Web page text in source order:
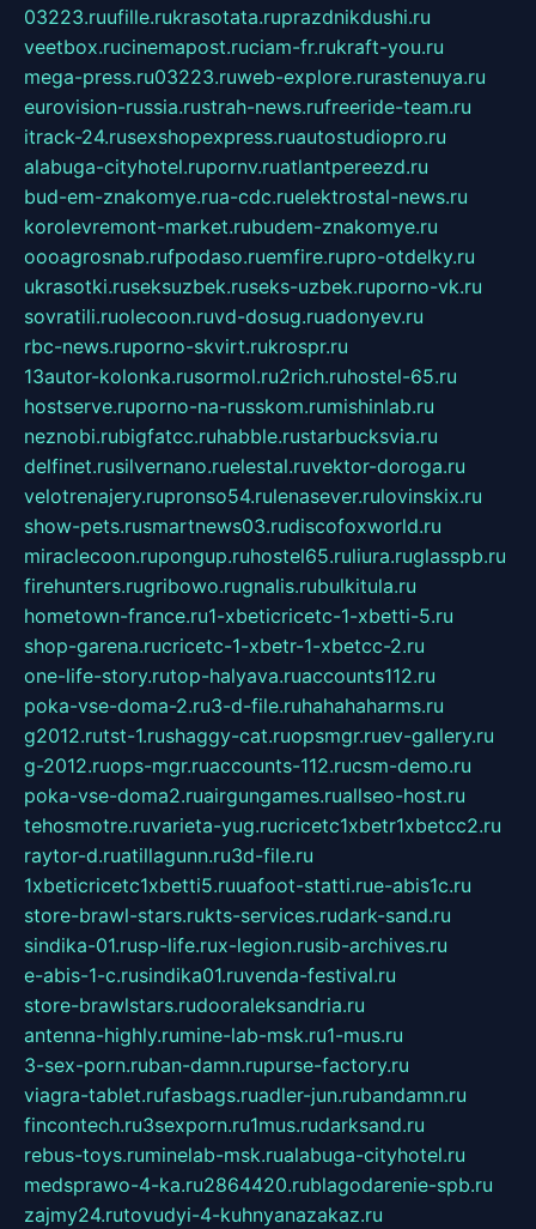
03223.ruufille.rukrasotata.ruprazdnikdushi.ru
veetbox.rucinemapost.ruciam-fr.rukraft-you.ru
mega-press.ru03223.ruweb-explore.rurastenuya.ru
eurovision-russia.rustrah-news.rufreeride-team.ru
itrack-24.rusexshopexpress.ruautostudiopro.ru
alabuga-cityhotel.rupornv.ruatlantpereezd.ru
bud-em-znakomye.rua-cdc.ruelektrostal-news.ru
korolevremont-market.rubudem-znakomye.ru
oooagrosnab.rufpodaso.ruemfire.rupro-otdelky.ru
ukrasotki.ruseksuzbek.ruseks-uzbek.ruporno-vk.ru
sovratili.ruolecoon.ruvd-dosug.ruadonyev.ru
rbc-news.ruporno-skvirt.rukrospr.ru
13autor-kolonka.rusormol.ru2rich.ruhostel-65.ru
hostserve.ruporno-na-russkom.rumishinlab.ru
neznobi.rubigfatcc.ruhabble.rustarbucksvia.ru
delfinet.rusilvernano.ruelestal.ruvektor-doroga.ru
velotrenajery.rupronso54.rulenasever.rulovinskix.ru
show-pets.rusmartnews03.rudiscofoxworld.ru
miraclecoon.rupongup.ruhostel65.ruliura.ruglasspb.ru
firehunters.rugribowo.rugnalis.rubulkitula.ru
hometown-france.ru1-xbeticricetc-1-xbetti-5.ru
shop-garena.rucricetc-1-xbetr-1-xbetcc-2.ru
one-life-story.rutop-halyava.ruaccounts112.ru
poka-vse-doma-2.ru3-d-file.ruhahahaharms.ru
g2012.rutst-1.rushaggy-cat.ruopsmgr.ruev-gallery.ru
g-2012.ruops-mgr.ruaccounts-112.rucsm-demo.ru
poka-vse-doma2.ruairgungames.ruallseo-host.ru
tehosmotre.ruvarieta-yug.rucricetc1xbetr1xbetcc2.ru
raytor-d.ruatillagunn.ru3d-file.ru
1xbeticricetc1xbetti5.ruuafoot-statti.rue-abis1c.ru
store-brawl-stars.rukts-services.rudark-sand.ru
sindika-01.rusp-life.rux-legion.rusib-archives.ru
e-abis-1-c.rusindika01.ruvenda-festival.ru
store-brawlstars.rudooraleksandria.ru
antenna-highly.rumine-lab-msk.ru1-mus.ru
3-sex-porn.ruban-damn.rupurse-factory.ru
viagra-tablet.rufasbags.ruadler-jun.rubandamn.ru
fincontech.ru3sexporn.ru1mus.rudarksand.ru
rebus-toys.ruminelab-msk.rualabuga-cityhotel.ru
medsprawo-4-ka.ru2864420.rublagodarenie-spb.ru
zajmy24.rutovudyi-4-kuhnyanazakaz.ru